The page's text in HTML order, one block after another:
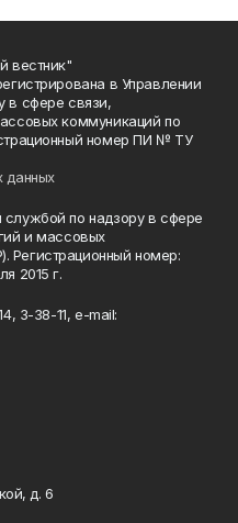
вестник"
в Управлении
в сфере связи,
коммуникаций по
номер ПИ № ТУ
данных
по надзору в сфере
и массовых
номер:
2015 г.
3-38-11, e-mail:
д. 6